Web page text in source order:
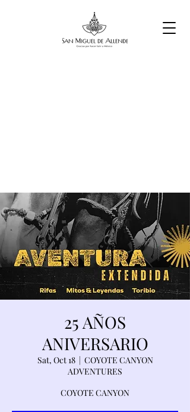
25 AÑOS
ANIVERSARIO
Sat, Oct 18
  |
COYOTE CANYON
ADVENTURES
COYOTE CANYON